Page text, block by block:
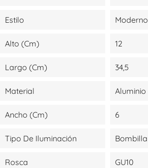
Estilo Moderno
Alto (cm) 12
Largo (cm) 34,5
Material Aluminio
Ancho (cm) 6
Tipo De Iluminación Bombilla
Rosca GU10